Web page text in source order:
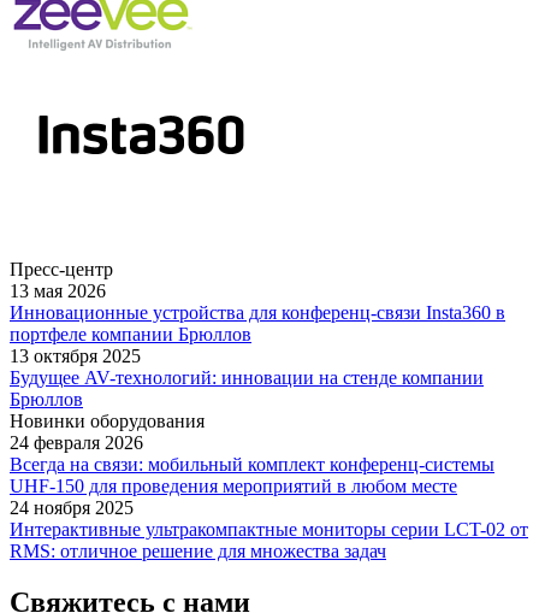
Пресс-центр
13 мая 2026
Инновационные устройства для конференц-связи Insta360 в
портфеле компании Брюллов
13 октября 2025
Будущее AV-технологий: инновации на стенде компании
Брюллов
Новинки оборудования
24 февраля 2026
Всегда на связи: мобильный комплект конференц-системы
UHF-150 для проведения мероприятий в любом месте
24 ноября 2025
Интерактивные ультракомпактные мониторы серии LCT-02 от
RMS: отличное решение для множества задач
Свяжитесь с нами